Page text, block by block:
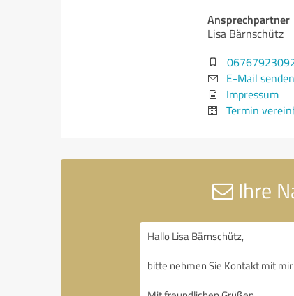
Ansprechpartner
Lisa Bärnschütz
E-Mail senden
Impressum
Termin
Ihre